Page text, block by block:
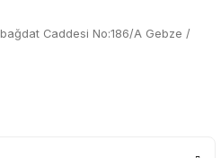
Caddesi No:186/A Gebze /